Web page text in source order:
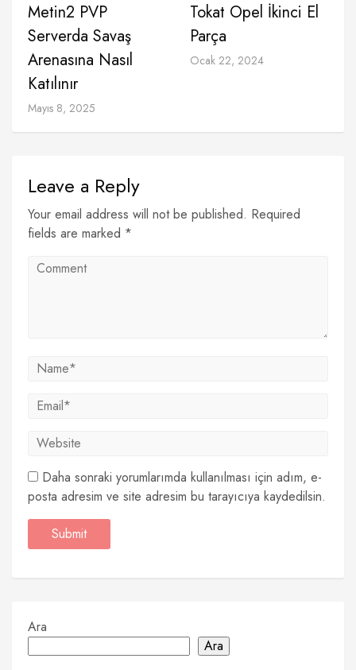
Metin2 PVP
Serverda Savaş
Arenasına Nasıl
Katılınır
Mayıs 8, 2025
Tokat Opel İkinci El
Parça
Ocak 22, 2024
Leave a Reply
Your email address will not be published. Required
fields are marked *
Daha sonraki yorumlarımda kullanılması için adım, e-
posta adresim ve site adresim bu tarayıcıya kaydedilsin.
Ara
Ara